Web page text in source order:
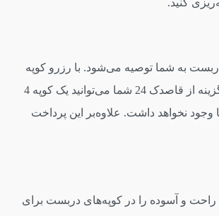
کنید.
به شما توصیه می‌شود. با رزرو کوپه
، رزروی مقرون به‌صرفه‌تر داشته باشید. در این گزینه از قاصدک 24 شما می‌توانید یک کوپه 4
امکان ورود نفر چهارم به کوپه اختصاصی شما وجود نخواهد داشت. علاوه‌بر این پرداخت
راحت و آسوده را در کوپه‌های دربست برای